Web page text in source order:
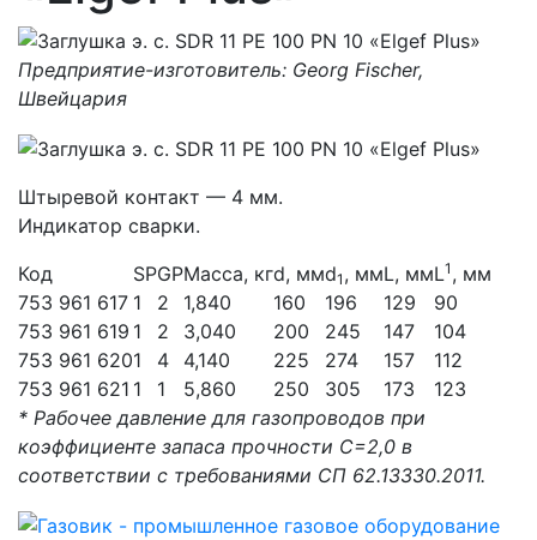
Предприятие-изготовитель: Georg Fischer,
Швейцария
Штыревой контакт — 4 мм.
Индикатор сварки.
Код
SPGPМасса, кгd, ммd1 , ммL, ммL1 , мм
753 961 617 1 2 1,840 160 196 129
90
753 961 619 1 2 3,040 200 245 147
104
753 961 6201 4 4,140 225 274 157
112
753 961 621 1 1 5,860 250 305 173
123
* Рабочее давление для газопроводов при
коэффициенте запаса прочности С=2,0 в
соответствии с требованиями СП 62.13330.2011.